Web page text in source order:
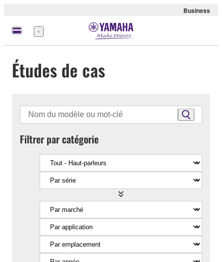
Business
Menu
Études de cas
Filtrer par catégorie